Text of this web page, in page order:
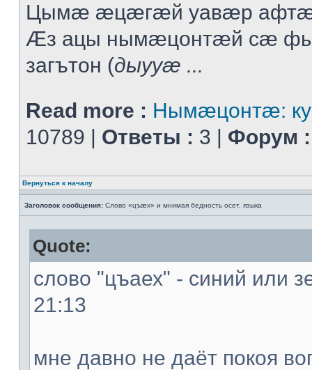
Цымæ æцæгæй уавæр
Æз ацы нымæцонтæй сæ
загътон (дыууæ ...
Read more : Нымæцонтæ:
10789 | Ответы : 3 | Форум :
Вернуться к началу
Заголовок сообщения: Слово «цъæх» и мнимая бедность осет. языка
Quote:
слово "цъаех" - синий или
21:13
мне давно не даёт покоя